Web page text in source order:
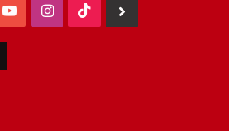
YouTubeInstagram
TikTok